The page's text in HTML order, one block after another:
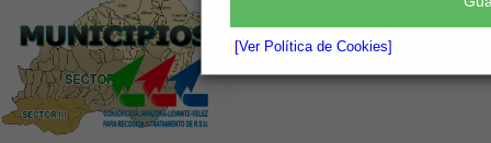
[Ver Política de Cookies]